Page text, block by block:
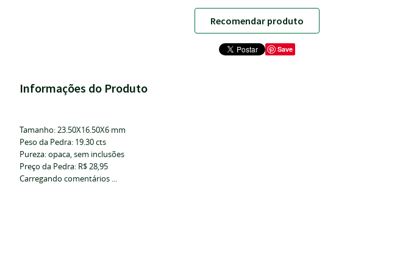
Recomendar produto
Save
Informações do Produto
Tamanho: 23.50X16.50X6 mm
Peso da Pedra: 19.30 cts
Pureza: opaca, sem inclusões
Preço da Pedra: R$ 28,95
Carregando comentários ...